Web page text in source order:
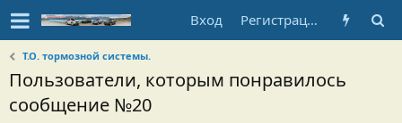
Вход Регистрация
Т.О. тормозной системы.
Пользователи, которым понравилось
сообщение №20